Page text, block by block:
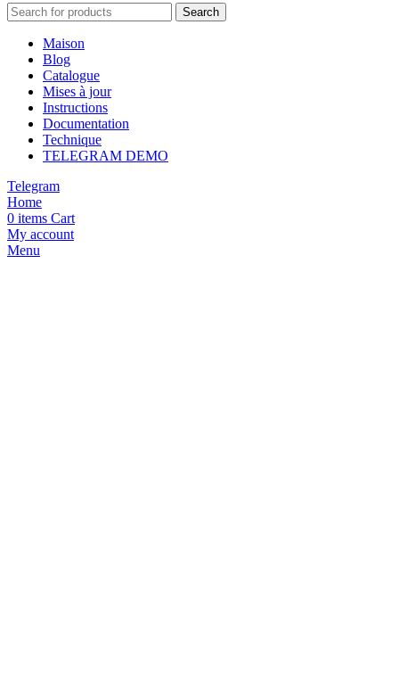
Search
Maison
Blog
Catalogue
Mises à jour
Instructions
Documentation
Technique
TELEGRAM DEMO
Telegram
Home
0 items Cart
My account
Menu